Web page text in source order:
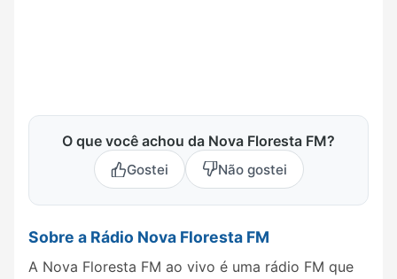
O que você achou da Nova Floresta FM?
Gostei Não gostei
Sobre a Rádio Nova Floresta FM
A Nova Floresta FM ao vivo é uma rádio FM que